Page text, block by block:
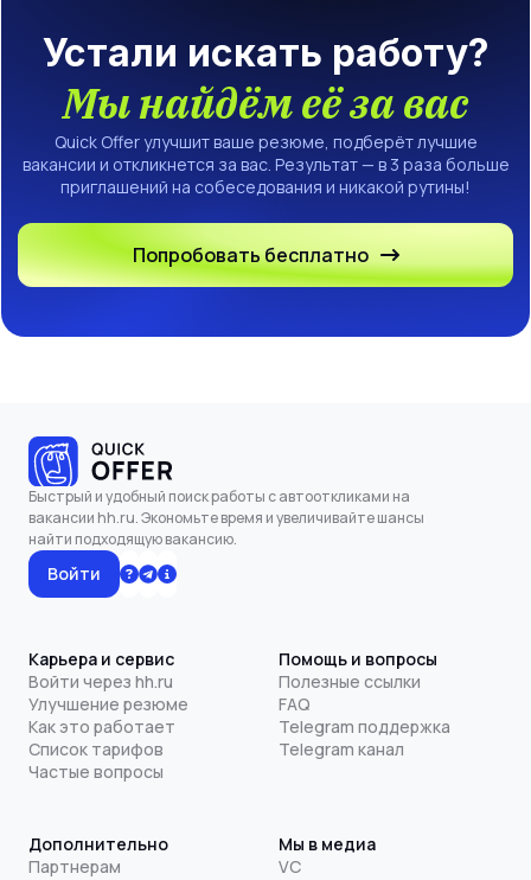
Устали искать работу?
Мы найдём её за вас
Quick Offer улучшит ваше резюме, подберёт лучшие
вакансии и откликнется за вас. Результат — в 3 раза больше
приглашений на собеседования и никакой рутины!
Попробовать бесплатно
Быстрый и удобный поиск работы с автооткликами на
вакансии hh.ru. Экономьте время и увеличивайте шансы
найти подходящую вакансию.
Войти
Карьера и сервис
Войти через hh.ru
Улучшение резюме
Как это работает
Список тарифов
Частые вопросы
Помощь и вопросы
Полезные ссылки
FAQ
Telegram поддержка
Telegram канал
Дополнительно
Партнерам
Мы в медиа
VC